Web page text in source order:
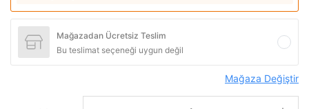
Mağazadan Ücretsiz Teslim
Bu teslimat seçeneği uygun değil
Mağaza Değiştir